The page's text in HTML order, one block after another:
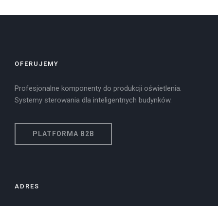
OFERUJEMY
Profesjonalne komponenty do produkcji oświetlenia.
Systemy sterowania dla inteligentnych budynków.
PLATFORMA B2B
ADRES